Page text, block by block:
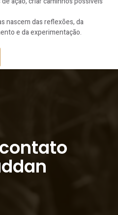
nascem das reflexões, da
e da experimentação.